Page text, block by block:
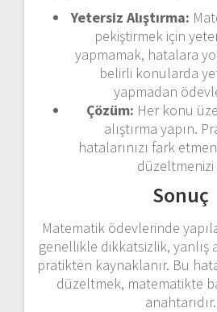
Yetersiz Alıştırma:
pekiştirmek için
yapmamak, hatalara
belirli konularda
yapmadan
Çözüm: Her konu
alıştırma yapın.
hatalarınızı fark
düzeltmenizi
Sonuç
Matematik ödevlerinde
genellikle dikkatsizlik, yanlış
pratikten kaynaklanır. Bu
düzeltmek, matematikte
anahtarıdır.